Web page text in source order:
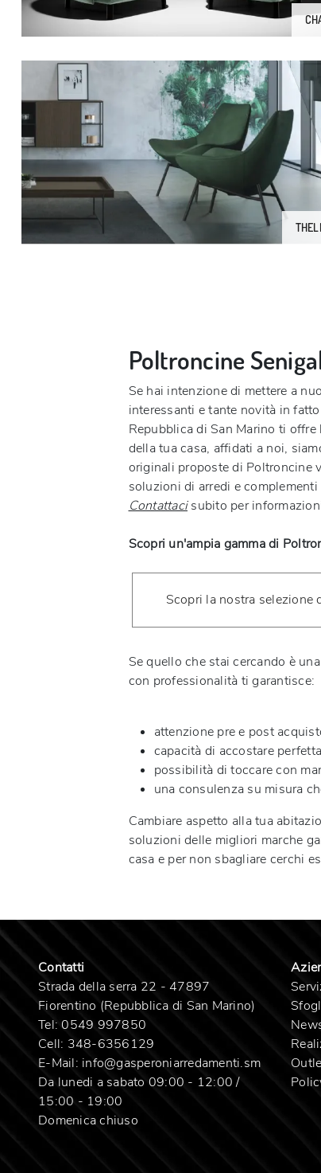
Poltroncine
Se hai intenzione di mettere a
interessanti e tante novità in
Repubblica di San Marino ti
della tua casa, affidati a noi,
originali proposte di Poltroncine
soluzioni di arredi e
Contattacisubito per
Scopri un'ampia gamma di
Scopri la nostra
Se quello che stai cercando è
con professionalità ti garantisce:
attenzione pre e post
capacità di accostare
possibilità di toccare con
una consulenza su misura
Cambiare aspetto alla tua
soluzioni delle migliori marche
casa e per non sbagliare cerchi
Contatti
Strada della serra 22 - 47897
Fiorentino (Repubblica di San Marino)
Tel: 0549 997850
Cell: 348-6356129
E-Mail: info@gasperoniarredamenti.sm
Da lunedi a sabato 09:00 - 12:00 /
15:00 - 19:00
Domenica chiuso